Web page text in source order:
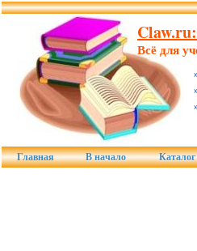
Всё для
Главная В начало Каталог